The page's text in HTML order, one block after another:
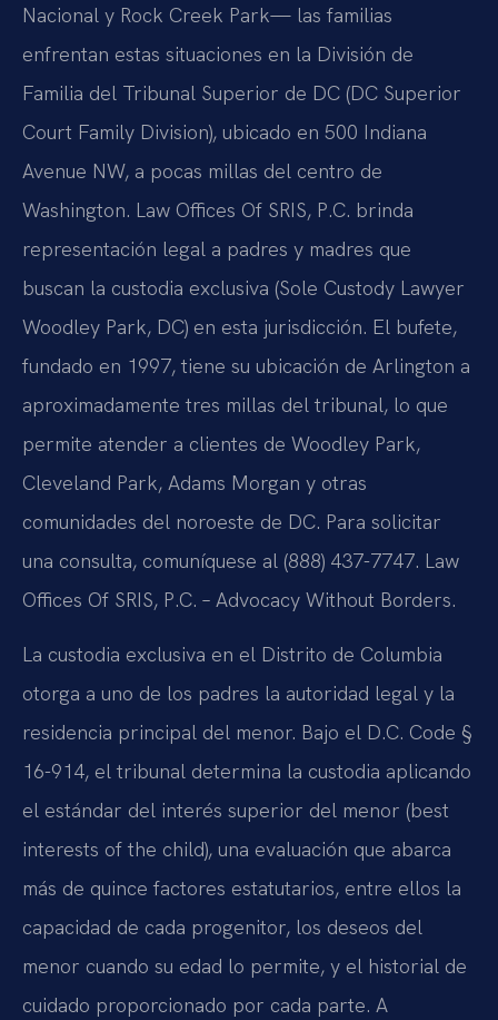
Nacional y Rock Creek Park— las familias
enfrentan estas situaciones en la División de
Familia del Tribunal Superior de DC (DC Superior
Court Family Division), ubicado en 500 Indiana
Avenue NW, a pocas millas del centro de
Washington. Law Offices Of SRIS, P.C. brinda
representación legal a padres y madres que
buscan la custodia exclusiva (Sole Custody Lawyer
Woodley Park, DC) en esta jurisdicción. El bufete,
fundado en 1997, tiene su ubicación de Arlington a
aproximadamente tres millas del tribunal, lo que
permite atender a clientes de Woodley Park,
Cleveland Park, Adams Morgan y otras
comunidades del noroeste de DC. Para solicitar
una consulta, comuníquese al (888) 437-7747. Law
Offices Of SRIS, P.C. – Advocacy Without Borders.
La custodia exclusiva en el Distrito de Columbia
otorga a uno de los padres la autoridad legal y la
residencia principal del menor. Bajo el D.C. Code §
16-914, el tribunal determina la custodia aplicando
el estándar del interés superior del menor (best
interests of the child), una evaluación que abarca
más de quince factores estatutarios, entre ellos la
capacidad de cada progenitor, los deseos del
menor cuando su edad lo permite, y el historial de
cuidado proporcionado por cada parte. A